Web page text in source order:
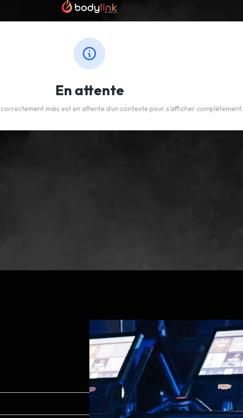
En attente
mais est en attente d’un contexte pour s’afficher complètement.